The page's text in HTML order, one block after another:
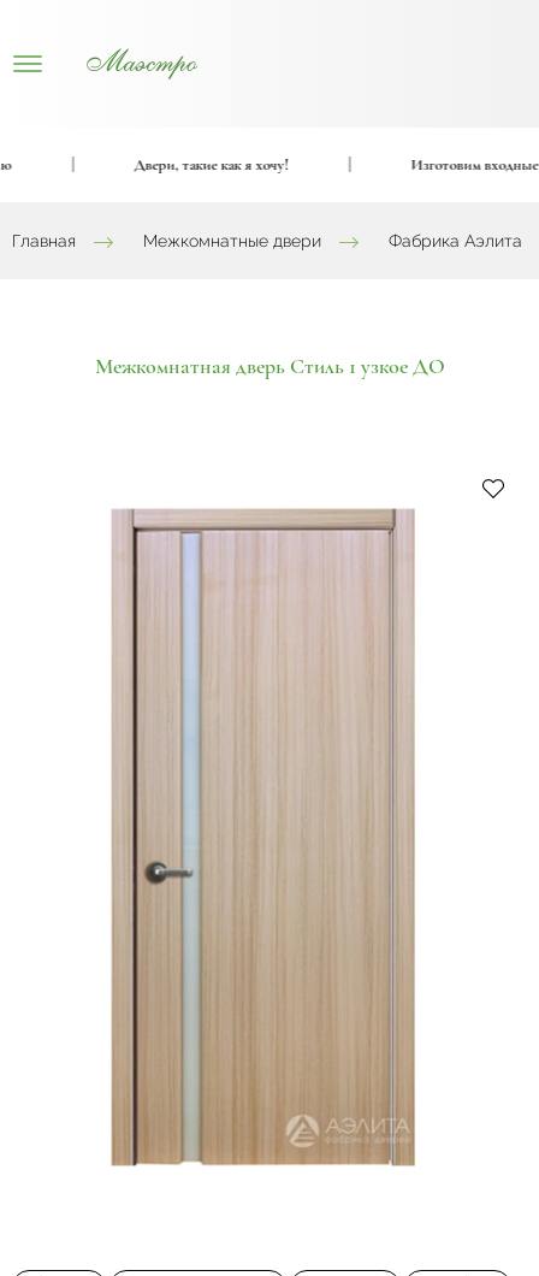
Двери, такие как я хочу! Изготовим входные и
Главная Межкомнатные двери Фабрика Аэлита
Межкомнатная дверь Стиль 1 узкое ДО